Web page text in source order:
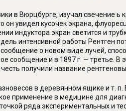
в Вюрцбурге, изучал свечение ь
он увидел кусочек экрана,
индуктора экран светится и
интенсивной работы Рентген
о новом виде лучей,
сообщение и в 1897 г. — третье.
получили название
в деревянном ящике и т.
применение в медицине для
ряда экспериментальных и